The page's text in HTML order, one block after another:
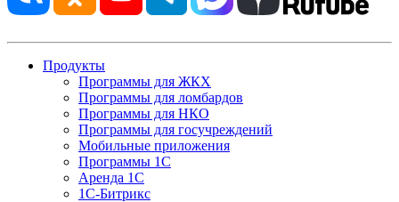
Продукты
Программы для ЖКХ
Программы для ломбардов
Программы для НКО
Программы для госучреждений
Мобильные приложения
Программы 1С
Аренда 1С
1С-Битрикс